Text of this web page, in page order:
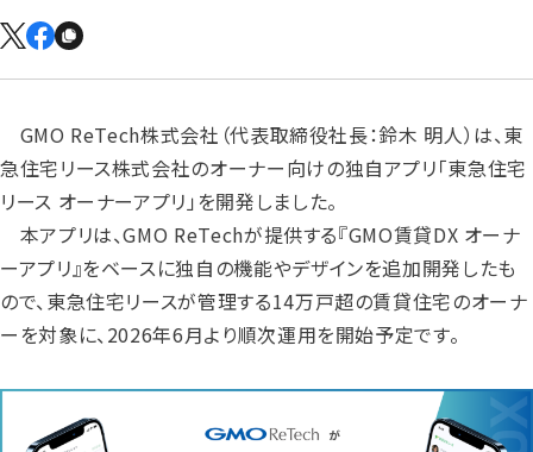
GMO ReTech株式会社（代表取締役社長：鈴木 明人）は、東
急住宅リース株式会社のオーナー向けの独自アプリ「東急住宅
リース オーナーアプリ」を開発しました。
本アプリは、GMO ReTechが提供する『GMO賃貸DX オーナ
ーアプリ』をベースに独自の機能やデザインを追加開発したも
ので、東急住宅リースが管理する14万戸超の賃貸住宅のオーナ
ーを対象に、2026年6月より順次運用を開始予定です。